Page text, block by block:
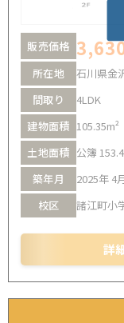
販売価格
所在地
石川県金
間取り
4LDK
建物面積 105.35m²
土地面積 公簿
築年月
2025年 4
校区
諸江町小
詳